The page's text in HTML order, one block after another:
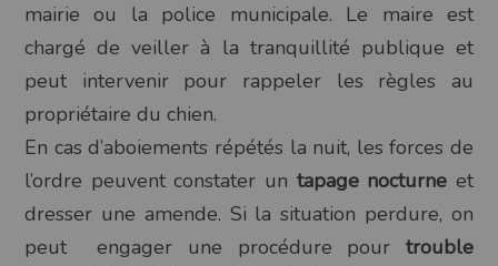
mairie ou la police municipale. Le maire est
chargé de veiller à la tranquillité publique et
peut intervenir pour rappeler les règles au
propriétaire du chien.
En cas d’aboiements répétés la nuit, les forces de
l’ordre peuvent constater un tapage nocturne et
dresser une amende. Si la situation perdure, on
peut
engager une procédure pourtrouble